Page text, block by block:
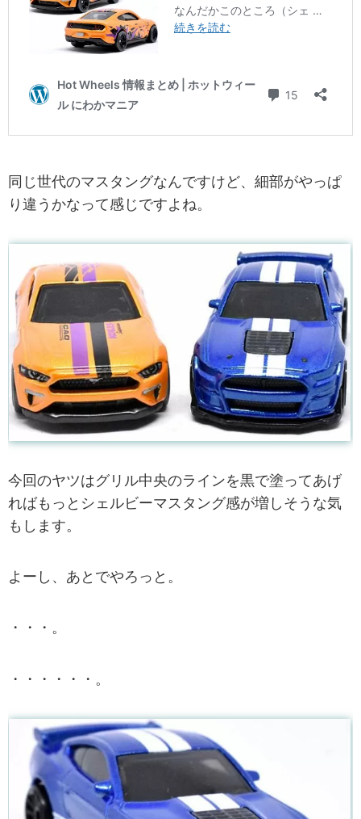
同じ世代のマスタングなんですけど、細部がやっぱ
り違うかなって感じですよね。
今回のヤツはグリル中央のラインを黒で塗ってあげ
ればもっとシェルビーマスタング感が増しそうな気
もします。
よーし、あとでやろっと。
・・・。
・・・・・・。